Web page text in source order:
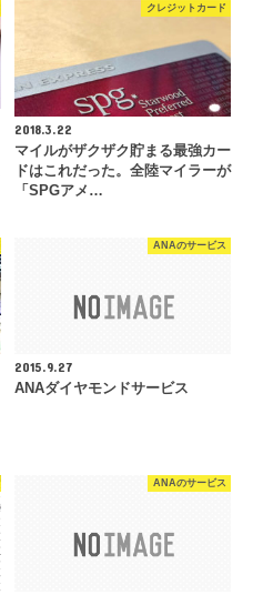
クレジットカード
2018.3.22
マイルがザクザク貯まる最強カー
ドはこれだった。全陸マイラーが
「SPGアメ…
ANAのサービス
2015.9.27
ANAダイヤモンドサービス
ANAのサービス